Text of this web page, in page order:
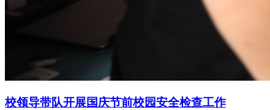
校领导带队开展国庆节前校园安全检查工作